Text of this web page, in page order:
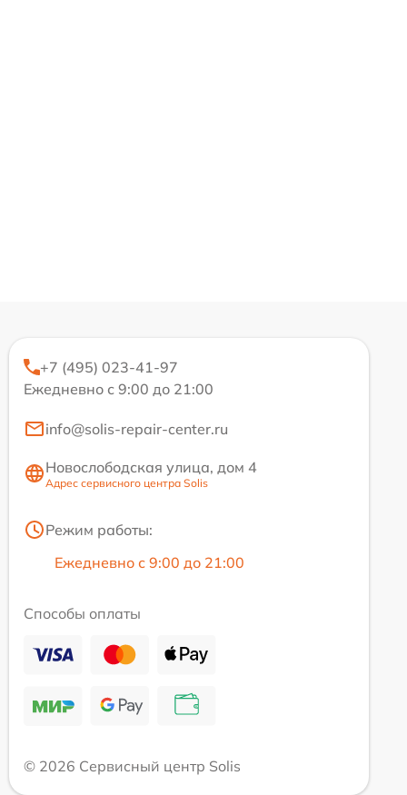
+7 (495) 023-41-97
Ежедневно с 9:00 до 21:00
info@solis-repair-center.ru
Новослободская улица, дом 4
Адрес сервисного центра Solis
Режим работы:
Ежедневно с 9:00 до 21:00
Способы оплаты
© 2026 Сервисный центр Solis